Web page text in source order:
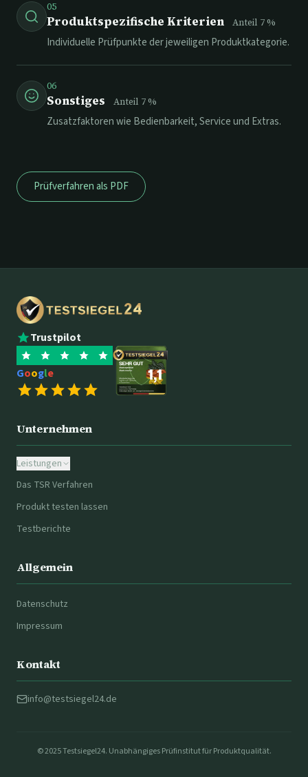
05
Produktspezifische Kriterien Anteil 7%
Individuelle Prüfpunkte der jeweiligen Produktkategorie.
06
Sonstiges Anteil 7%
Zusatzfaktoren wie Bedienbarkeit, Service und Extras.
Prüfverfahren als PDF
Trustpilot
Google
Unternehmen
Leistungen
Das TSR Verfahren
Produkt testen lassen
Testberichte
Allgemein
Datenschutz
Impressum
Kontakt
info@testsiegel24.de
© 2025 Testsiegel24. Unabhängiges Prüfinstitut für Produktqualität.